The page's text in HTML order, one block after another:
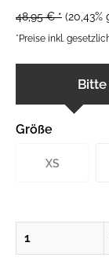
48,95 € * (20,43%
*Preise inkl.
Größe
XS